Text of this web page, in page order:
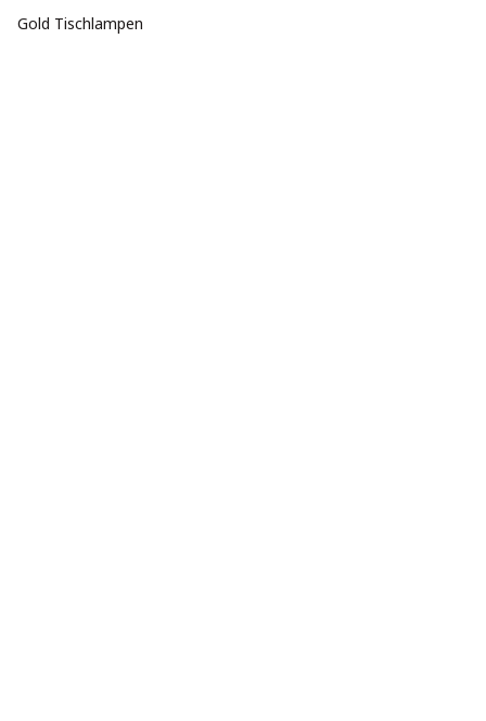
Gold Tischlampen